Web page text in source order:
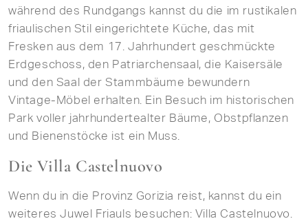
während des Rundgangs kannst du die im rustikalen
friaulischen Stil eingerichtete Küche, das mit
Fresken aus dem 17. Jahrhundert geschmückte
Erdgeschoss, den Patriarchensaal, die Kaisersäle
und den Saal der Stammbäume bewundern
Vintage-Möbel erhalten. Ein Besuch im historischen
Park voller jahrhundertealter Bäume, Obstpflanzen
und Bienenstöcke ist ein Muss.
Die Villa Castelnuovo
Wenn du in die Provinz Gorizia reist, kannst du ein
weiteres Juwel Friauls besuchen: Villa Castelnuovo.